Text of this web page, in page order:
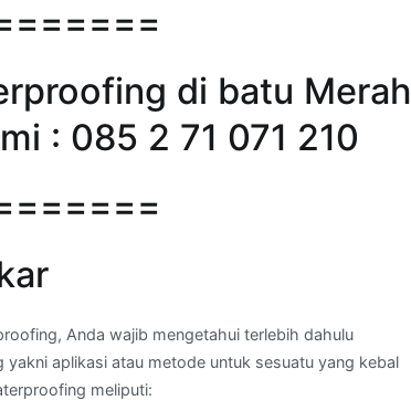
di batu Merah
: 085 2 71 071 210
Anda wajib mengetahui terlebih dahulu
aplikasi atau metode untuk sesuatu yang kebal
meliputi: